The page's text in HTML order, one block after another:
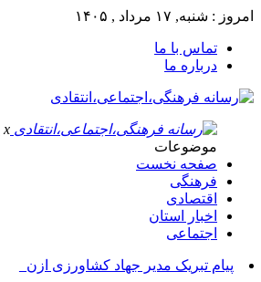
امروز : شنبه, ۱۷ مرداد , ۱۴۰۵
تماس با ما
درباره ما
x
موضوعات
صفحه نخست
فرهنگی
اقتصادی
اخبار استان
اجتماعی
پیام تبریک مدیر جهاد کشاورزی ازنا به م_